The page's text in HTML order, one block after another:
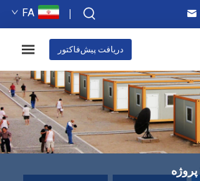
FA
دریافت پیش‌فاکتور